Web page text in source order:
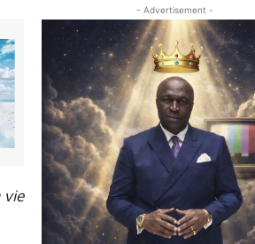
vie
- Advertisement -